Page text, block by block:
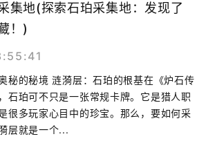
集地(探索石珀采集地：发现了
！)
秘的秘境 涟漪层：石珀的根基在《炉石传
石珀可不只是一张常规卡牌。它是猎人职
很多玩家心目中的珍宝。那么，要如何采
层就是一个...